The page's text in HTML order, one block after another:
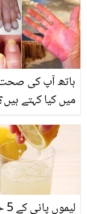
مضبوط بنانے اور
واش کرنے کی
ٹپس جانیں اور
رکھیں
ہاتھ آپ کی
میں کیا کہتے